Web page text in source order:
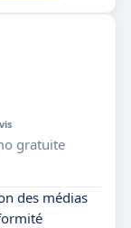
gratuite
des médias